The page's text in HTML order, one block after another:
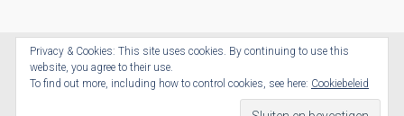
Vonnieschrijft.nl © 2026. All Rights Reserved.
Privacy & Cookies: This site uses cookies. By continuing to use this
website, you agree to their use.
To find out more, including how to control cookies, see here: Cookiebeleid